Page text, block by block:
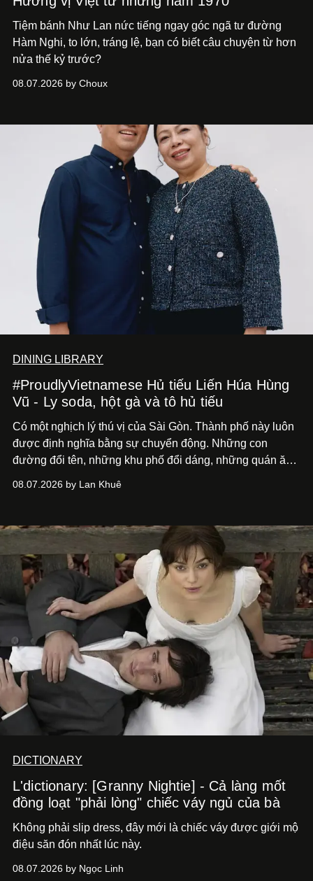
Tiệm bánh Như Lan nức tiếng ngay góc ngã tư đường
Hàm Nghi, to lớn, tráng lệ, bạn có biết câu chuyện từ hơn
nửa thế kỷ trước?
08.07.2026 by Choux
DINING LIBRARY
#ProudlyVietnamese Hủ tiếu Liến Húa Hùng
Vũ - Ly soda, hột gà và tô hủ tiếu
Có một nghịch lý thú vị của Sài Gòn. Thành phố này luôn
được định nghĩa bằng sự chuyển động. Những con
đường đổi tên, những khu phố đổi dáng, những quán ăn
nói về cái mới, về xu hướng tiếp theo, về những điều
08.07.2026 by Lan Khuê
DICTIONARY
L'dictionary: [Granny Nightie] - Cả làng mốt
đồng loạt "phải lòng" chiếc váy ngủ của bà
Không phải slip dress, đây mới là chiếc váy được giới mộ
điệu săn đón nhất lúc này.
08.07.2026 by Ngọc Linh